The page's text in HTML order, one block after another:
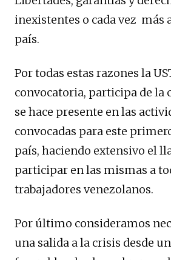
inexistentes o cada vez más
país.
Por todas estas razones la
convocatoria, participa de la
se hace presente en las
convocadas para este
país, haciendo extensivo el
participar en las mismas a
trabajadores venezolanos.
Por último consideramos
una salida a la crisis desde